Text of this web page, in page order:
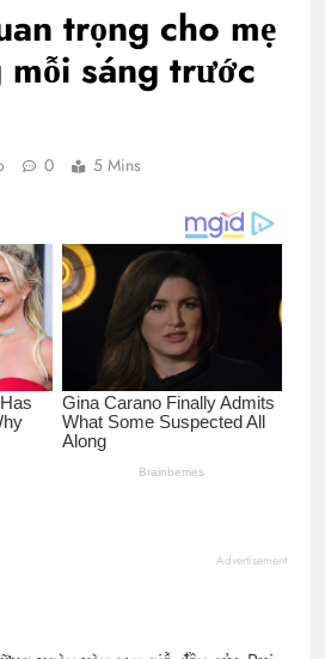
trọng cho mẹ
sáng trước
0 5 Mins
Advertisement